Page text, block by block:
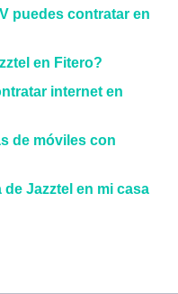
puedes contratar en
en Fitero?
internet en
de móviles con
Jazztel en mi casa